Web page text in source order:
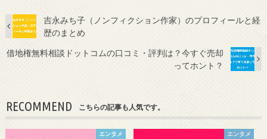
吉永みち子（ノンフィクション作家）のプロフィールと経
歴のまとめ
借地権無料相談ドットコムの口コミ・評判は？今すぐ売却
ってホント？
RECOMMEND こちらの記事も人気です。
エンタメ エンタメ